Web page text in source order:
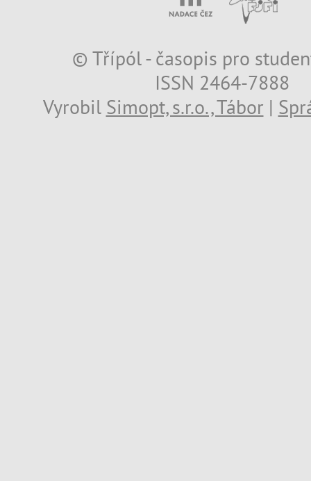
© Třípól - časopis pro
ISSN 2464-7888
Vyrobil Simopt, s.r.o., Tábor |